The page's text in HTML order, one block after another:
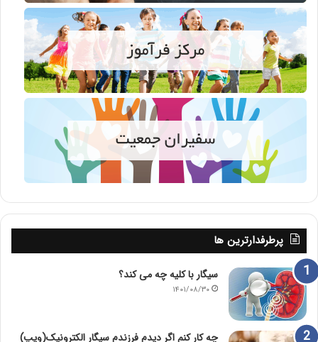
پرطرفدارترین ها
سیگار با کلیه چه می کند؟
۱۴۰۱/۰۸/۳۰
چه کار کنم اگر دیدم فرزندم سیگار الکترونیک(ویپ)